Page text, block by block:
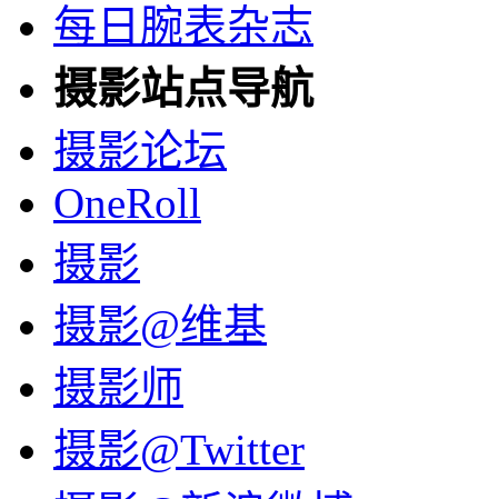
每日腕表杂志
摄影站点导航
摄影论坛
OneRoll
摄影
摄影@维基
摄影师
摄影@Twitter